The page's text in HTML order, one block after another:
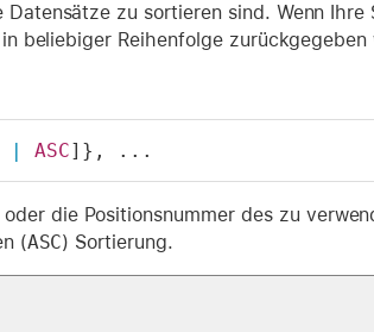
zu sortieren sind. Wenn Ihre
beliebiger Reihenfolge zurückgegeben
| ASC]}, ...
die Positionsnummer des zu
(ASC) Sortierung.